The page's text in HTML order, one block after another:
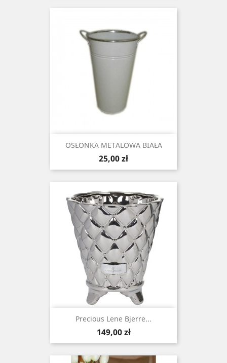
OSŁONKA METALOWA BIAŁA
Cena
25,00 zł
Precious Lene Bjerre...
Cena
149,00 zł